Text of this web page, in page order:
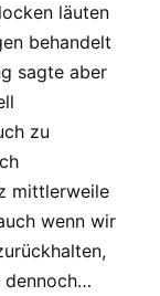
läuten
behandelt
sagte aber
zu
mittlerweile
wenn wir
dennoch…